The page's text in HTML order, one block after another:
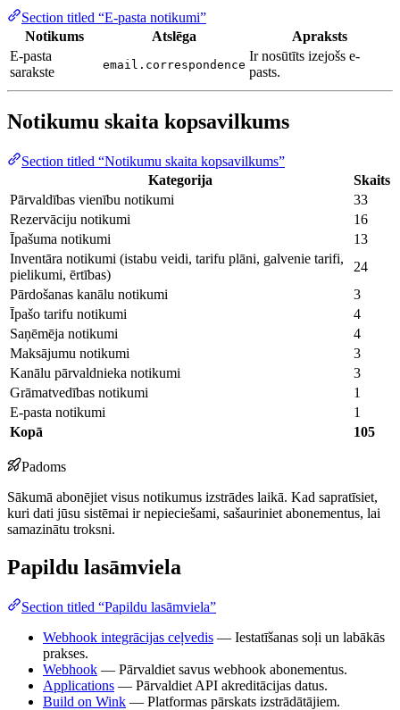
Section titled “E-pasta notikumi”
Notikums
Atslēga
Apraksts
E-pasta
sarakste
email.correspondence
Ir nosūtīts izejošs e-
pasts.
Notikumu skaita kopsavilkums
Section titled “Notikumu skaita kopsavilkums”
Kategorija
Skaits
Pārvaldības vienību notikumi
33
Rezervāciju notikumi
16
Īpašuma notikumi
13
Inventāra notikumi (istabu veidi, tarifu plāni, galvenie tarifi,
pielikumi, ērtības)
24
Pārdošanas kanālu notikumi
3
Īpašo tarifu notikumi
4
Saņēmēja notikumi
4
Maksājumu notikumi
3
Kanālu pārvaldnieka notikumi
3
Grāmatvedības notikumi
1
E-pasta notikumi
1
Kopā
105
Padoms
Sākumā abonējiet visus notikumus izstrādes laikā. Kad sapratīsiet,
kuri dati jūsu sistēmai ir nepieciešami, sašauriniet abonementus, lai
samazinātu troksni.
Papildu lasāmviela
Section titled “Papildu lasāmviela”
Webhook integrācijas ceļvedis — Iestatīšanas soļi un labākās
prakses.
Webhook — Pārvaldiet savus webhook abonementus.
Applications — Pārvaldiet API akreditācijas datus.
Build on Wink — Platformas pārskats izstrādātājiem.